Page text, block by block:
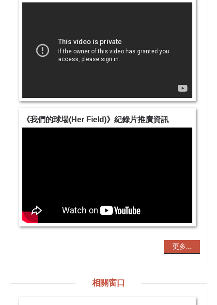
《我們的球場(Her Field)》紀錄片推廣資訊
更多...
相關窗口